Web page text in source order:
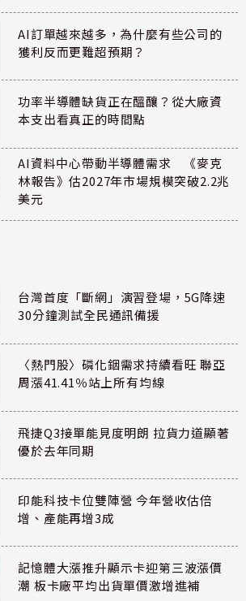
AI訂單越來越多，為什麼有些公司的
獲利反而更難超預期？
功率半導體缺貨正在醞釀？從大廠資
本支出看真正的時間點
AI資料中心帶動半導體需求 《麥克
林報告》估2027年市場規模突破2.2兆
美元
台灣首度「斷網」演習登場，5G降速
30分鐘測試全民通訊備援
〈熱門股〉磷化銦需求持續看旺 聯亞
周漲41.41％站上所有均線
飛捷Q3接單能見度明朗 拉貨力道顯著
優於去年同期
印能科技卡位雙陣營 今年營收估倍
增、產能再增3成
記憶體大漲推升顯示卡迎第三波漲價
潮 板卡廠平均出貨單價激增進補